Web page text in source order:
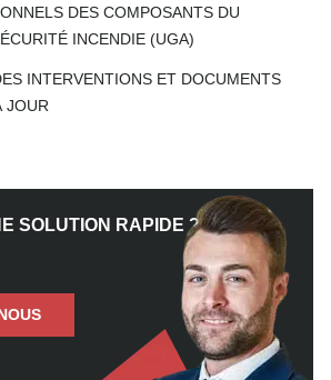
DES COMPOSANTS DU
INCENDIE (UGA)
INTERVENTIONS ET DOCUMENTS
JOUR
SOLUTION RAPIDE ?